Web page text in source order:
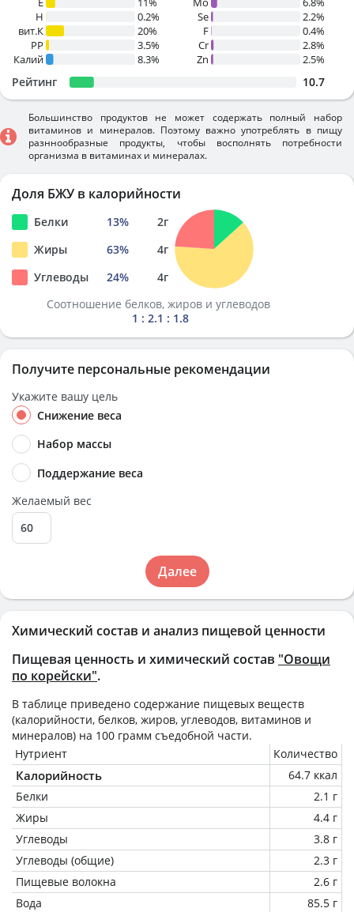
Химический состав и анализ пищевой ценности
Пищевая ценность и химический состав "Овощи
по корейски".
В таблице приведено содержание пищевых веществ
(калорийности, белков, жиров, углеводов, витаминов и
минералов) на 100 грамм съедобной части.
Нутриент
Количество
Калорийность
64.7 ккал
Белки
2.1 г
Жиры
4.4 г
Углеводы
3.8 г
Углеводы (общие)
2.3 г
Пищевые волокна
2.6 г
Вода
85.5 г
H
0.2%
вит.К
20%
PP
3.5%
Калий
8.3%
Se
2.2%
F
0.4%
Cr
2.8%
Zn
2.5%
Рейтинг 10.7
Большинство продуктов не может содержать полный набор
витаминов и минералов. Поэтому важно употреблять в пищу
разннообразные продукты, чтобы восполнять потребности
организма в витаминах и минералах.
Доля БЖУ в калорийности
Белки 13% 2г
Жиры
63% 4г
Углеводы
24% 4г
Соотношение белков, жиров и углеводов
1 : 2.1 : 1.8
Получите персональные рекомендации
Укажите вашу цель
Снижение веса
Набор массы
Поддержание веса
Желаемый вес
Далее